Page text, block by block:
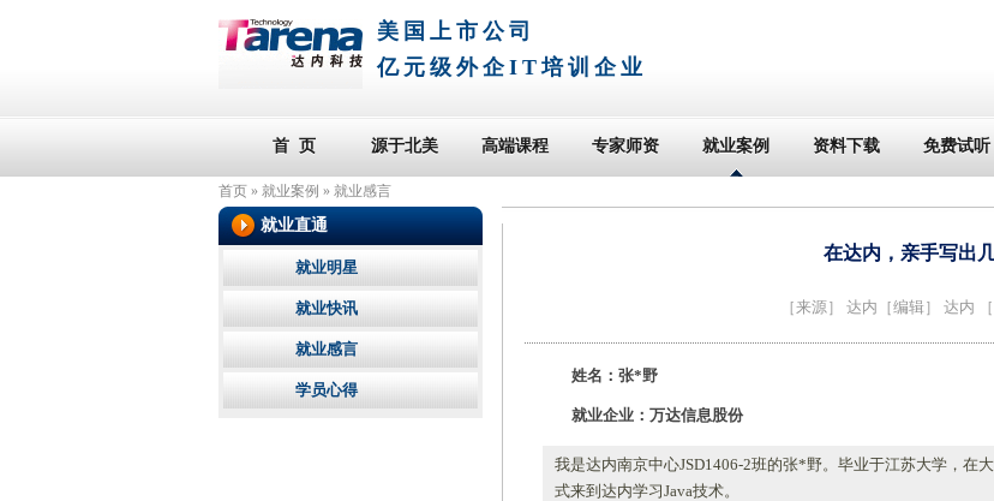
美国上市公司
亿元级外企IT培训企业
首 页 源于北美 高端课程 专家师资 就业案例 资料下载 免费试听
首页 » 就业案例 » 就业感言
在达内，亲手写出
［来源］ 达内 ［编辑］ 达内
姓名：张*野
就业企业：万达信息股份
我是达内南京中心JSD1406-2班的张*野。毕业于江苏大学，在
式来到达内学习Java技术。
就业直通
就业明星
就业快讯
就业感言
学员心得